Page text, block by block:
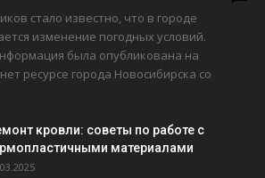
стало известно, что в городе
изменение погодных условий.
была опубликована на
ресурсе города Новосибирска со
кровли: советы по работе с
материалами